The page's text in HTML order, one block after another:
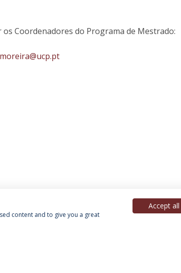
Coordenadores do Programa de Mestrado:
content and to give you a great
Accept all